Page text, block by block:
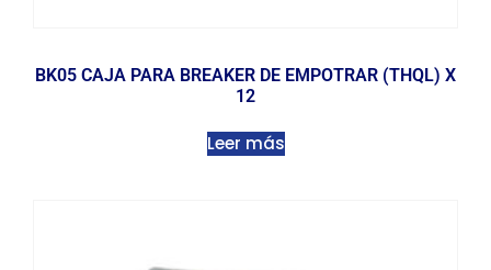
BK05 CAJA PARA BREAKER DE EMPOTRAR (THQL) X
12
Leer más